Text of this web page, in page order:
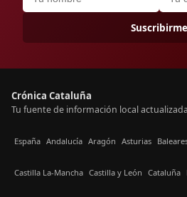
Suscribirme
Crónica Cataluña
Tu fuente de información local
España Andalucía Aragón Asturias
Castilla La-Mancha Castilla y León Cataluña